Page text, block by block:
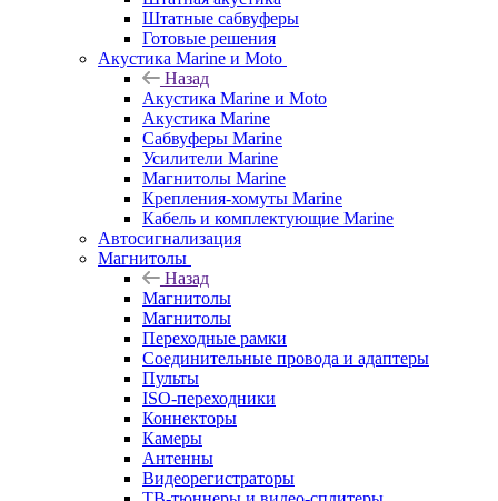
Штатные сабвуферы
Готовые решения
Акустика Marine и Moto
Назад
Акустика Marine и Moto
Акустика Marine
Сабвуферы Marine
Усилители Marine
Магнитолы Marine
Крепления-хомуты Marine
Кабель и комплектующие Marine
Автосигнализация
Магнитолы
Назад
Магнитолы
Магнитолы
Переходные рамки
Соединительные провода и адаптеры
Пульты
ISO-переходники
Коннекторы
Камеры
Антенны
Видеорегистраторы